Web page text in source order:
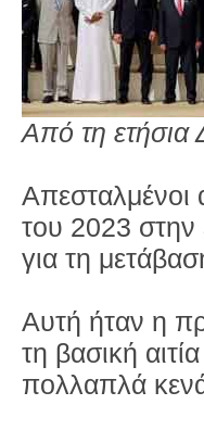
Από τη
Απεσταλμένοι
του 2023
για τη
Αυτή ήταν η
τη βασική
πολλαπλά